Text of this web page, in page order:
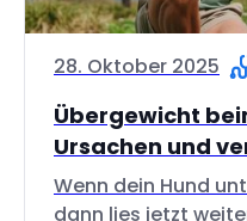
28. Oktober 2025
Übergewicht
Ursachen und
Wenn dein Hund
dann lies jetzt